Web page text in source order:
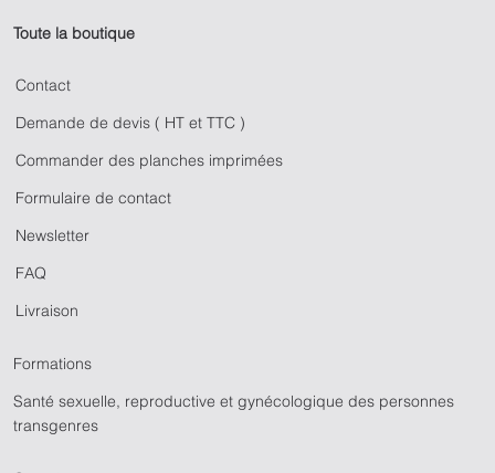
Toute la boutique
Contact
Demande de devis ( HT et TTC )
Commander des planches imprimées
Formulaire de contact
Newsletter
FAQ
Livraison
Formations
Santé sexuelle, reproductive et gynécologique des personnes
transgenres